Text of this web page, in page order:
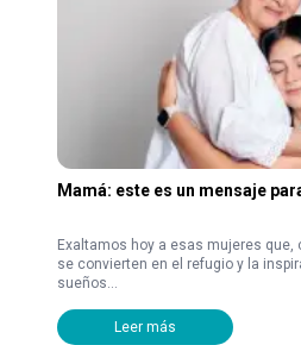
Mamá: este es un mensaje
Exaltamos hoy a esas mujeres que,
se convierten en el refugio y la
sueños...
Leer más